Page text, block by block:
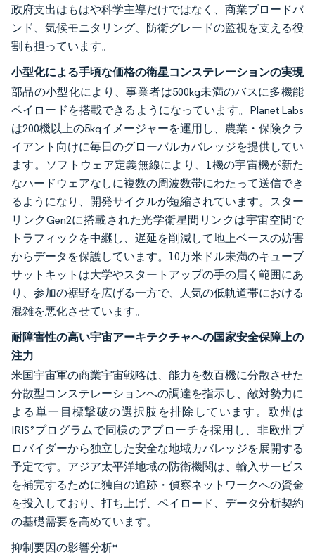
政府支出はもはや科学主導だけではなく、商業ブロードバ
ンド、気候モニタリング、防衛グレードの監視を支える役
割も担っています。
小型化による手頃な価格の衛星コンステレーションの実現
部品の小型化により、事業者は500kg未満のバスに多機能
ペイロードを搭載できるようになっています。Planet Labs
は200機以上の5kgイメージャーを運用し、農業・保険クラ
イアント向けに毎日のグローバルカバレッジを提供してい
ます。ソフトウェア定義無線により、1機の宇宙機が新た
なハードウェアなしに複数の周波数帯にわたって送信でき
るようになり、開発サイクルが短縮されています。スター
リンクGen2に搭載された光学衛星間リンクは宇宙空間で
トラフィックを中継し、遅延を削減して地上ベースの妨害
からデータを保護しています。10万米ドル未満のキューブ
サットキットは大学やスタートアップの手の届く範囲にあ
り、参加の裾野を広げる一方で、人気の低軌道帯における
混雑を悪化させています。
耐障害性の高い宇宙アーキテクチャへの国家安全保障上の
注力
米国宇宙軍の商業宇宙戦略は、能力を数百機に分散させた
分散型コンステレーションへの調達を指示し、敵対勢力に
よる単一目標撃破の選択肢を排除しています。欧州は
IRIS²プログラムで同様のアプローチを採用し、非欧州プ
ロバイダーから独立した安全な地域カバレッジを展開する
予定です。アジア太平洋地域の防衛機関は、輸入サービス
を補完するために独自の追跡・偵察ネットワークへの資金
を投入しており、打ち上げ、ペイロード、データ分析契約
の基礎需要を高めています。
抑制要因の影響分析*